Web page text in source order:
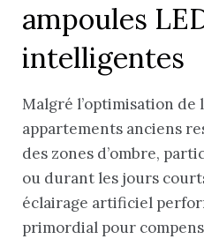
ampoules
intelligentes
Malgré l’optimisation
appartements anciens
des zones d’ombre,
ou durant les jours
éclairage artificiel
primordial pour